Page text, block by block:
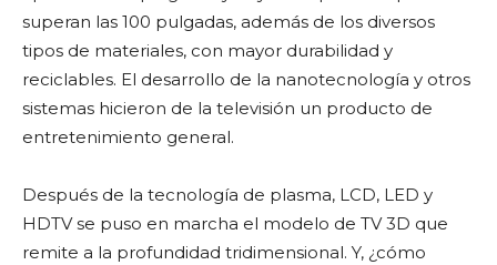
superan las 100 pulgadas, además de los diversos
tipos de materiales, con mayor durabilidad y
reciclables. El desarrollo de la nanotecnología y otros
sistemas hicieron de la televisión un producto de
entretenimiento general.
Después de la tecnología de plasma, LCD, LED y
HDTV se puso en marcha el modelo de TV 3D que
remite a la profundidad tridimensional. Y, ¿cómo